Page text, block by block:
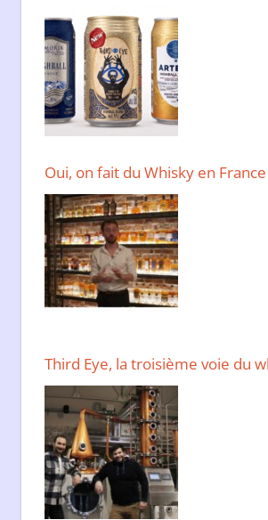
Oui, on fait du Whisky en
Third Eye, la troisième voie du